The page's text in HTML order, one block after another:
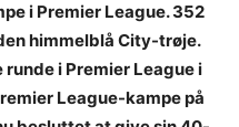
i Premier League. 352
himmelblå City-trøje.
i Premier League i
League-kampe på